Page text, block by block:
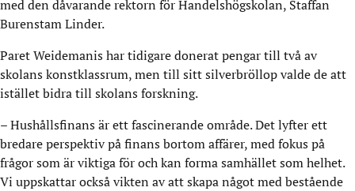
med den dåvarande rektorn för Handelshögskolan, Staffan
Burenstam Linder.
Paret Weidemanis har tidigare donerat pengar till två av
skolans konstklassrum, men till sitt silverbröllop valde de att
istället bidra till skolans forskning.
– Hushållsfinans är ett fascinerande område. Det lyfter ett
bredare perspektiv på finans bortom affärer, med fokus på
frågor som är viktiga för och kan forma samhället som helhet.
Vi uppskattar också vikten av att skapa något med bestående